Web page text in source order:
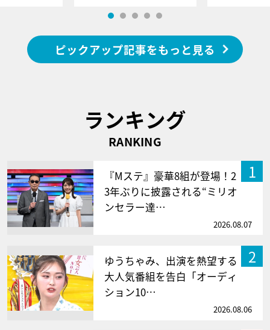
ピックアップ記事をもっと見る
ランキング
RANKING
1
『Mステ』豪華8組が登場！2
3年ぶりに披露される“ミリオ
ンセラー達…
2026.08.07
2
ゆうちゃみ、出演を熱望する
大人気番組を告白「オーディ
ション10…
2026.08.06